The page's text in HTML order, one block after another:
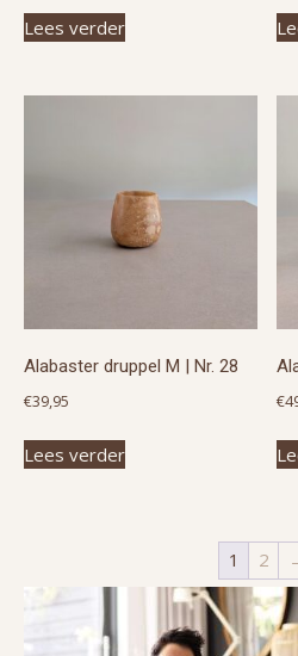
Lees verder
Alabaster druppel M | Nr. 28
€39,95
Lees verder
€
1 2